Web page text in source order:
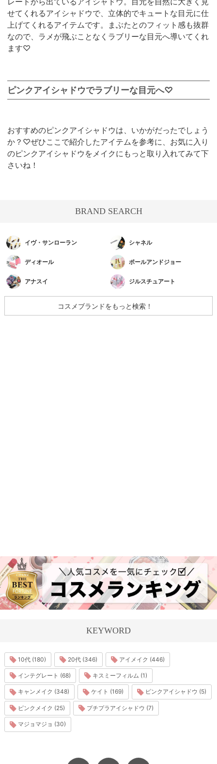
せてくれるアイシャドウで、立体的でキュートな目元に仕
上げてくれるアイテムです。まぶたとのフィット感も抜群
なので、ラメが飛ぶことなくラブリーな目元へ導いてくれ
ます♡
ピンクアイシャドウでラブリーな目元へ♡
おすすめのピンクアイシャドウは、いかがだったでしょう
か？♡ぜひここで紹介したアイテムを参考に、お気に入り
のピンクアイシャドウをメイクにもっと取り入れてみて下
さいね！
BRAND SEARCH
イヴ・サンローラン シャネル
ディオール ポールアンドジョー
アナスイ ジルスチュアート
コスメブランドをもっと検索！
KEYWORD
10代 (180) 20代 (346) アイメイク (446)
インテグレート (68) キスミーフィルム (1)
キャンメイク (348) ケイト (169) ピンクアイシャドウ (5)
ピンクメイク (25) プチプラアイシャドウ (7)
マジョマジョ (30)